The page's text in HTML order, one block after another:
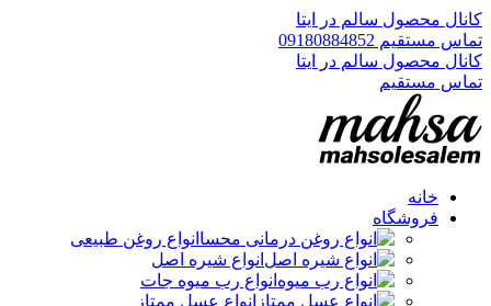
کانال محصول سالم در ایتا
تماس مستقیم 09180884852
کانال محصول سالم در ایتا
تماس مستقیم
خانه
فروشگاه
انواع روغن طبیعی
انواع شیره اصل
انواع رب میوه جات
انواع عسل ممتاز